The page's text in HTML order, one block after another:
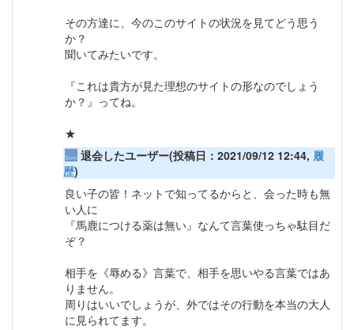
その方達に、今のこのサイトの状況を見てどう思う
か？
聞いてみたいです。
『これは貴方が見た理想のサイトの形なのでしょう
か？』ってね。
★
退会したユーザー(投稿日：2021/09/12 12:44, 履
歴)
良い子の皆！ネットで知ってるからと、会った時も無
い人に
『馬鹿につける薬は無い』なんて言葉使っちゃ駄目だ
ぞ？
相手を《辱める》言葉で、相手を思いやる言葉ではあ
りません。
周りはいいでしょうが、外ではその行動を本当の大人
に見られてます。